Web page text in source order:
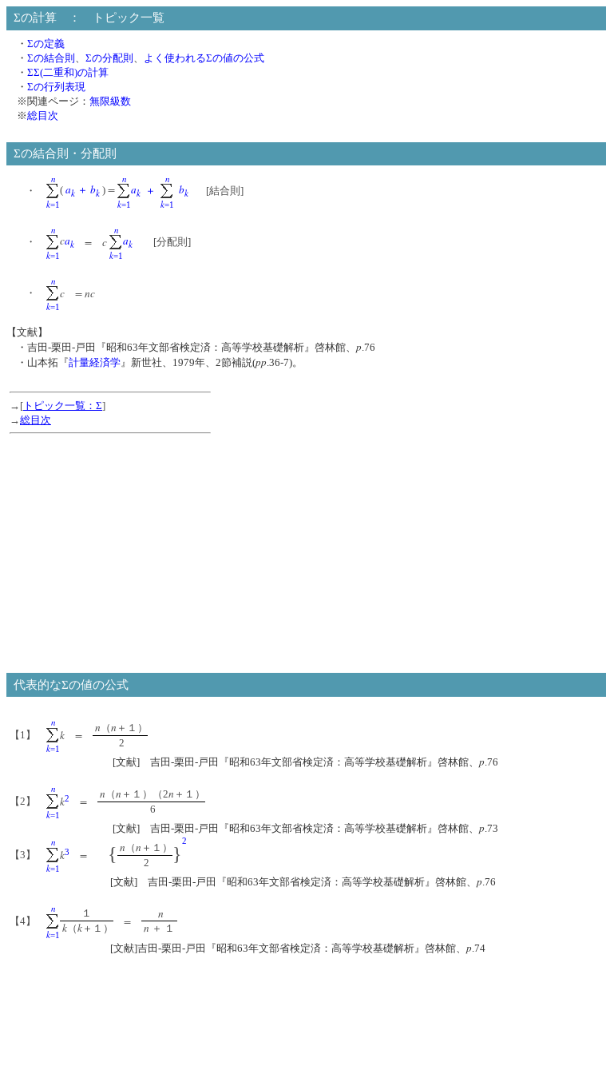
Σの計算 ： トピック一覧
・ Σの定義
・ Σの結合則 Σの分配則
よく使われるΣの値の公式
・ ΣΣ(二重和)の計算
・ Σの行列表現
※関連ページ： 無限級数
※総目次
Σの結合則・分配則
・
n
k=1
( ak ＋ bk ) =
n
k=1
ak ＋
n
k=1
bk [結合則]
・
n
k=1
cak = c
n
k=1
ak [分配則]
・
n
k=1
c = nc
【文献】
・吉田-栗田-戸田『昭和63年文部省検定済：高等学校基礎解析』啓林館、 p.76
・山本拓『計量経済学』新世社、1979年、2節補説(pp.36-7)。
→[ トピック一覧：Σ]
→総目次
代表的なΣの値の公式
【1】
n
k=1
k =
n （n ＋１）
2
[文献] 吉田-栗田-戸田『昭和63年文部省検定済：高等学校基礎解析』啓林館、 p .76
【2】
n
k=1
k2 =
n （n ＋１）（2n ＋１）
6
[文献] 吉田-栗田-戸田『昭和63年文部省検定済：高等学校基礎解析』啓林館、 p .73
【3】
n
k=1
k3 = { n （n ＋１）
2
}
2
[文献] 吉田-栗田-戸田『昭和63年文部省検定済：高等学校基礎解析』啓林館、 p .76
【4】
n
k=1
１
k （k ＋１） =
n
n ＋ １
[文献]吉田-栗田-戸田『昭和63年文部省検定済：高等学校基礎解析』啓林館、 p .74